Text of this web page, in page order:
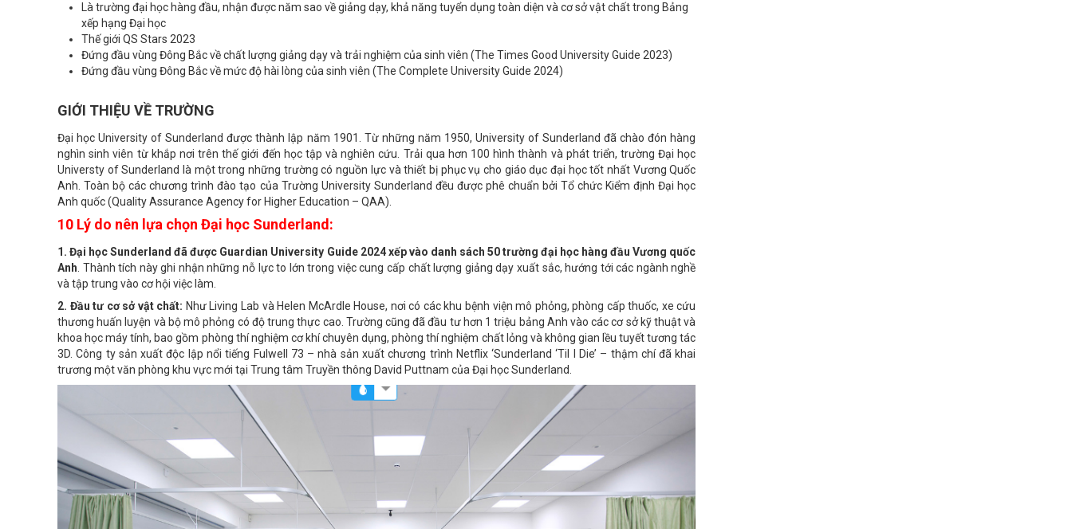
Là trường đại học hàng đầu, nhận được năm sao về giảng dạy, khả năng tuyển dụng toàn diện và cơ sở vật chất trong Bảng
xếp hạng Đại học
Thế giới QS Stars 2023
Đứng đầu vùng Đông Bắc về chất lượng giảng dạy và trải nghiệm của sinh viên (The Times Good University Guide 2023)
Đứng đầu vùng Đông Bắc về mức độ hài lòng của sinh viên (The Complete University Guide 2024)
GIỚI THIỆU VỀ TRƯỜNG
Đại học University of Sunderland được thành lập năm 1901. Từ những năm 1950, University of Sunderland đã chào đón hàng
nghìn sinh viên từ khắp nơi trên thế giới đến học tập và nghiên cứu. Trải qua hơn 100 hình thành và phát triển, trường Đại học
Universty of Sunderland là một trong những trường có nguồn lực và thiết bị phục vụ cho giáo dục đại học tốt nhất Vương Quốc
Anh. Toàn bộ các chương trình đào tạo của Trường University Sunderland đều được phê chuẩn bởi Tổ chức Kiểm định Đại học
Anh quốc (Quality Assurance Agency for Higher Education – QAA).
10 Lý do nên lựa chọn Đại học Sunderland:
1. Đại học Sunderland đã được Guardian University Guide 2024 xếp vào danh sách 50 trường đại học hàng đầu Vương quốc
Anh . Thành tích này ghi nhận những nỗ lực to lớn trong việc cung cấp chất lượng giảng dạy xuất sắc, hướng tới các ngành nghề
và tập trung vào cơ hội việc làm.
2. Đầu tư cơ sở vật chất: Như Living Lab và Helen McArdle House, nơi có các khu bệnh viện mô phỏng, phòng cấp thuốc, xe cứu
thương huấn luyện và bộ mô phỏng có độ trung thực cao. Trường cũng đã đầu tư hơn 1 triệu bảng Anh vào các cơ sở kỹ thuật và
khoa học máy tính, bao gồm phòng thí nghiệm cơ khí chuyên dụng, phòng thí nghiệm chất lỏng và không gian lều tuyết tương tác
3D. Công ty sản xuất độc lập nổi tiếng Fulwell 73 – nhà sản xuất chương trình Netflix ‘Sunderland ‘Til I Die’ – thậm chí đã khai
trương một văn phòng khu vực mới tại Trung tâm Truyền thông David Puttnam của Đại học Sunderland.